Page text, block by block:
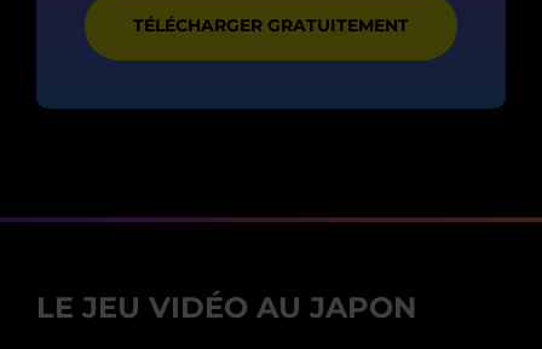
TÉLÉCHARGER GRATUITEMENT
LE JEU VIDÉO AU JAPON